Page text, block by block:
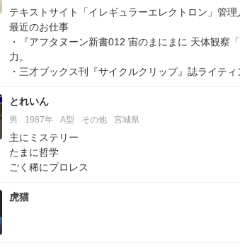
テキストサイト「イレギュラーエレクトロン」管
最近のお仕事
・『アフタヌーン新書012 宙のまにまに 天体観察
力。
・三才ブックス刊『サイクルクリップ』誌ライティ
とれいん
男 1987年 A型 その他 宮城県
主にミステリー
たまに哲学
ごく稀にプロレス
虎猫